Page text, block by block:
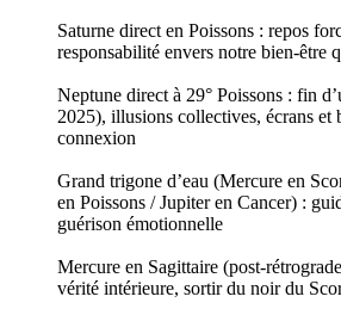
Saturne direct en Poissons : repos
responsabilité envers notre bien-être
Neptune direct à 29° Poissons : fin
2025), illusions collectives, écrans et
connexion
Grand trigone d’eau (Mercure en
en Poissons / Jupiter en Cancer) :
guérison émotionnelle
Mercure en Sagittaire (post-
vérité intérieure, sortir du noir du